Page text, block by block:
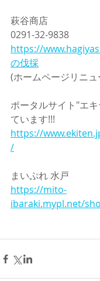
萩谷商店
0291-32-9838
https://
の伐採
(ホームページリニ
ポータルサイト"エ
ています!!!
https://
/
まいぷれ 水戸
https://mito-
ibaraki.mypl.net/